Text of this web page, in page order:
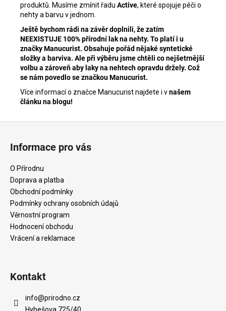
produktů. Musíme zmínit řadu Active, které spojuje péči o
nehty a barvu v jednom.
Ještě bychom rádi na závěr doplnili, že zatím
NEEXISTUJE 100% přírodní lak na nehty. To platí i u
značky Manucurist. Obsahuje pořád nějaké syntetické
složky a barviva. Ale při výběru jsme chtěli co nejšetrnější
volbu a zároveň aby laky na nehtech opravdu držely. Což
se nám povedlo se značkou Manucurist.
Více informací o značce Manucurist najdete i vnašem
článku na blogu!
Informace pro vás
O Přírodnu
Doprava a platba
Obchodní podmínky
Podmínky ochrany osobních údajů
Věrnostní program
Hodnocení obchodu
Vrácení a reklamace
Kontakt
info@prirodno.cz
Hybešova 725/40